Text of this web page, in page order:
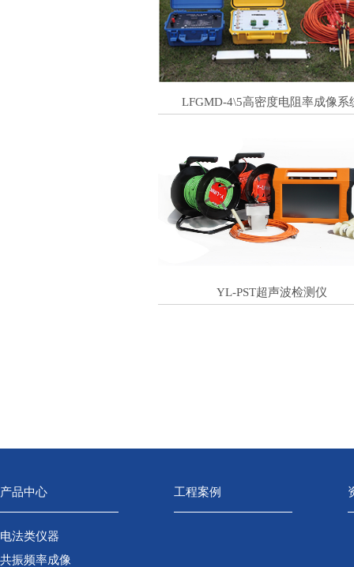
LFGMD-4\5高密度电阻率成像系
YL-PST超声波检测仪
产品中心
电法类仪器
共振频率成像
工程案例